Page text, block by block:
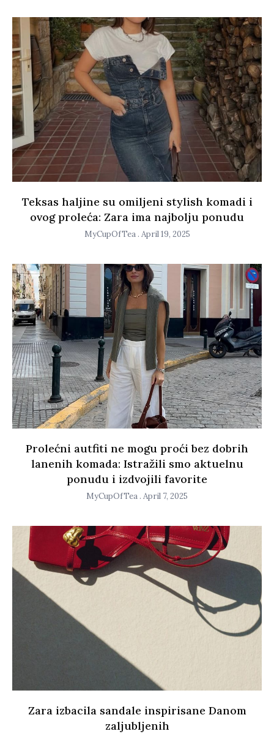
Teksas haljine su omiljeni stylish komadi i
ovog proleća: Zara ima najbolju ponudu
MyCupOfTea April 19, 2025
Prolećni autfiti ne mogu proći bez dobrih
lanenih komada: Istražili smo aktuelnu
ponudu i izdvojili favorite
MyCupOfTea April 7, 2025
Zara izbacila sandale inspirisane Danom
zaljubljenih